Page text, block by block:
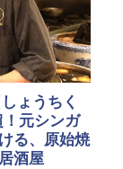
ょうちく
元シンガ
る、原始焼
酒屋